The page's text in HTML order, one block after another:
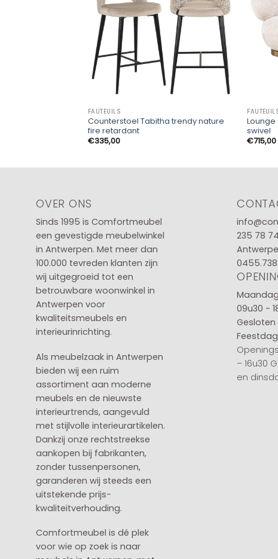
FAUTEUILS
Counterstoel Tabitha trendy nature
fire retardant
€335,00
swivel
€715,00
OVER ONS
Sinds 1995 is Comfortmeubel
een gevestigde meubelwinkel
in Antwerpen. Met meer dan
100.000 tevreden klanten zijn
wij uitgegroeid tot een
betrouwbare woonwinkel in
Antwerpen voor
kwaliteitsmeubels en
interieurinrichting.
Als meubelzaak in Antwerpen
bieden wij een ruim
assortiment aan moderne
meubels en de nieuwste
interieurtrends, aangevuld
met stijlvolle interieurartikelen.
Dankzij onze rechtstreekse
aankopen bij fabrikanten,
zonder tussenpersonen,
garanderen wij steeds een
uitstekende prijs-
kwaliteitverhouding.
Comfortmeubel is dé plek
voor wie op zoek is naar
235 78 74
09u30 -
Gesloten
– 16u30
en